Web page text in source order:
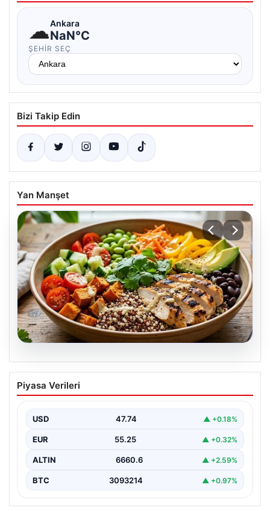
☁Ankara
NaN°C
ŞEHIR SEÇ
Bizi Takip Edin
Yan Manşet
07.08.2026
Spor sonrası hedefleri tutturan makro
dostu: Renkli kinoa ve tavuk kasesi
Piyasa Verileri
USD 47.74 ▲ +0.18%
EUR 55.25 ▲ +0.32%
ALTIN 6660.6 ▲ +2.59%
BTC 3093214 ▲ +0.97%